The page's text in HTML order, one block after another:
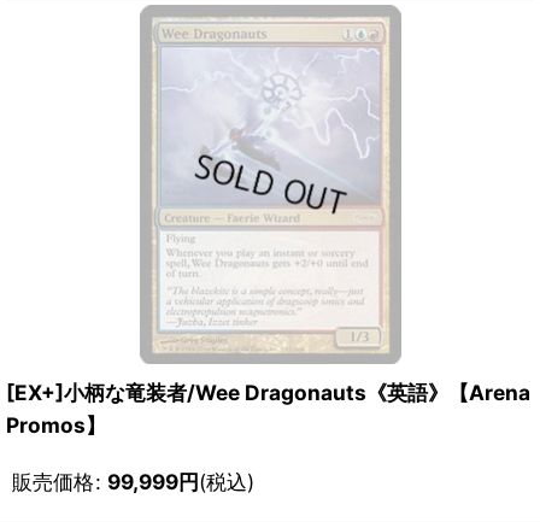
[EX+]小柄な竜装者/Wee Dragonauts《英語》【Arena
Promos】
販売価格: 99,999円(税込)